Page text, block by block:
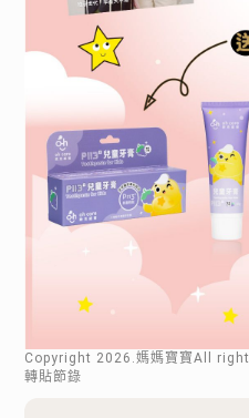
Copyright 2026 .媽媽寶寶All
轉貼節錄